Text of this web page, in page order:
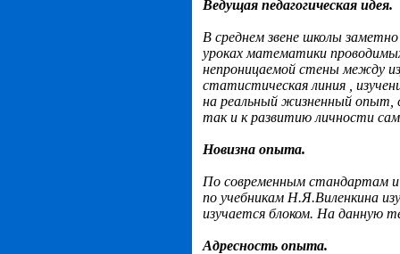
Ведущая педагогическая идея.
В среднем звене школы
уроках математики
непроницаемой стены между
статистическая линия ,
на реальный жизненный опыт,
так и к развитию личности
Новизна опыта.
По современным стандартам и
по учебникам Н.Я.Виленкина
изучается блоком. На данную
Адресность опыта.